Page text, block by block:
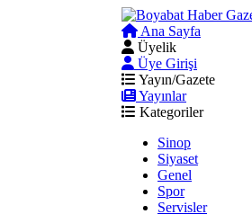
Ana Sayfa
Üyelik
Üye Girişi
Yayın/Gazete
Yayınlar
Kategoriler
Sinop
Siyaset
Genel
Spor
Servisler